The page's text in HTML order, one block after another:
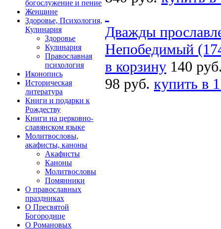
богослужение и пение
Женщине
Здоровье, Психология,
Кулинария
Здоровье
Кулинария
Православная
психология
Иконопись
Историческая
литература
Книги и подарки к
Рождеству
Книги на церковно-
славянском языке
Молитвословы,
акафисты, каноны
Акафисты
Каноны
Молитвословы
Помянники
О православных
праздниках
О Пресвятой
Богородице
О Романовых
Дважды
Непобедимый
в корзину 140
98 руб. купить в